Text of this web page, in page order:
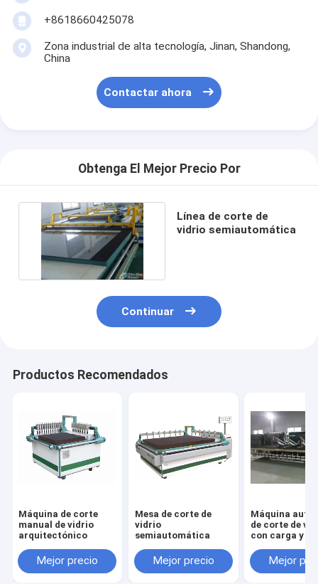
+8618660425078
Zona industrial de alta tecnología, Jinan, Shandong,
China
Contactar ahora
Obtenga El Mejor Precio Por
Línea de corte de
vidrio semiautomática
Continuar
Productos Recomendados
Máquina de corte
manual de vidrio
arquitectónico
Mejor precio
Mesa de corte de
vidrio
semiautomática
Mejor precio
Máquina
de corte de
con carga y
Mejor